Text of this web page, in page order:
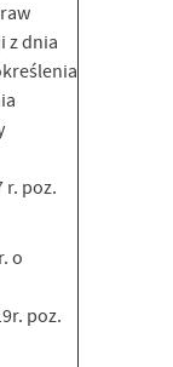
z dnia
r. poz.
o
poz.